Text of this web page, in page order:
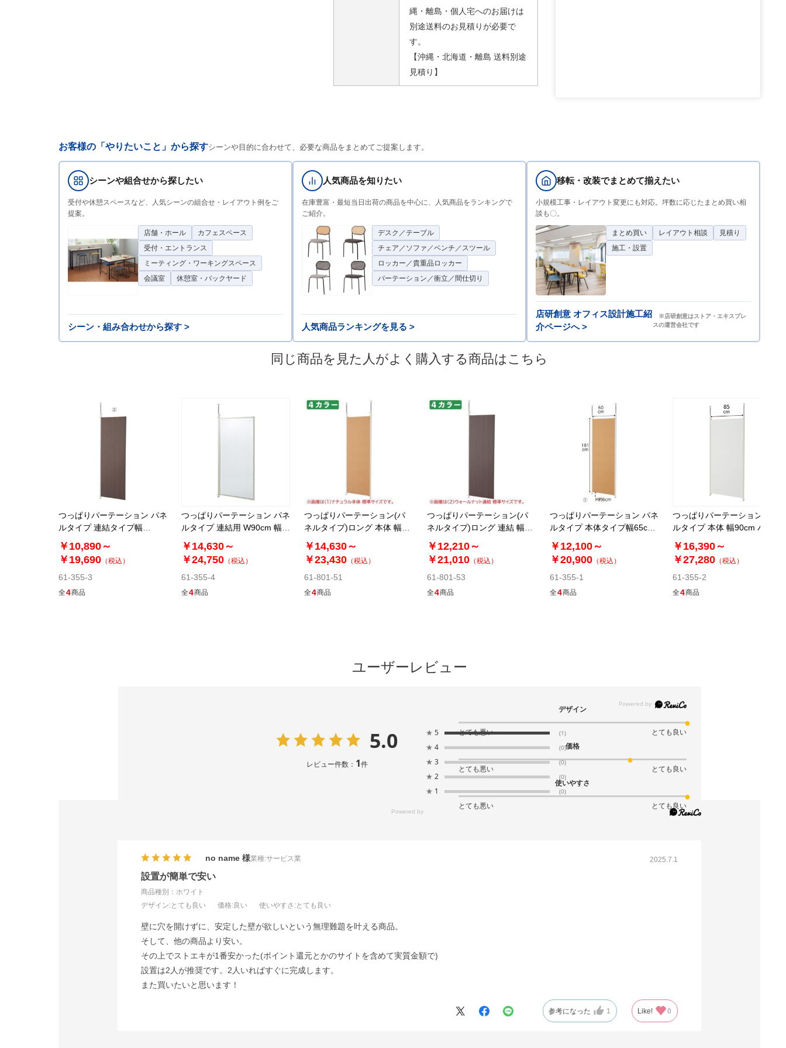
縄・離島・個人宅へのお届けは
別途送料のお見積りが必要で
す。
【沖縄・北海道・離島 送料別途
見積り】
お客様の「やりたいこと」から探すシーンや目的に合わせて、必要な商品をまとめてご提案します。
シーンや組合せから探したい
受付や休憩スペースなど、人気シーンの組合せ・レイアウト例をご
提案。
店舗・ホール
カフェスペース
受付・エントランス
ミーティング・ワーキングスペース
会議室
休憩室・バックヤード
シーン・組み合わせから探す >
人気商品を知りたい
在庫豊富・最短当日出荷の商品を中心に、人気商品をランキングで
ご紹介。
デスク／テーブル
チェア／ソファ／ベンチ／スツール
ロッカー／貴重品ロッカー
パーテーション／衝立／間仕切り
人気商品ランキングを見る >
移転・改装でまとめて揃えたい
小規模工事・レイアウト変更にも対応。坪数に応じたまとめ買い相
談も〇。
まとめ買い レイアウト相談
見積り
施工・設置
店研創意 オフィス設計施工紹
介ページへ >
※店研創意はストア・エキスプレ
スの運営会社です
同じ商品を見た人がよく購入する商品はこちら
つっぱりパーテーション パネ
ルタイプ 連結タイプ幅
62.5cm パーテーション
￥10,890～
￥19,690 （税込）
61-355-3
全4商品
つっぱりパーテーション パネ
ルタイプ 連結用 W90cm 幅
87.5cm パーテーション
￥14,630～
￥24,750 （税込）
61-355-4
全4商品
つっぱりパーテーション(パ
ネルタイプ)ロング 本体 幅
65cm パーテーション
￥14,630～
￥23,430 （税込）
61-801-51
全4商品
つっぱりパーテーション(パ
ネルタイプ)ロング 連結 幅
65cm パーテーション
￥12,210～
￥21,010 （税込）
61-801-53
全4商品
つっぱりパーテーション パネ
ルタイプ 本体タイプ幅65cm
パーテーション
￥12,100～
￥20,900 （税込）
61-355-1
全4商品
つっぱりパーテーション パネ
ルタイプ 本体 幅90cm パー
テーション
￥16,390～
￥27,280 （税込）
61-355-2
全4商品
ユーザーレビュー
5.0
レビュー件数： 1件
★ 5 (1)
★ 4 (0)
★ 3 (0)
★ 2 (0)
★ 1 (0)
デザイン
とても悪い
とても良い
価格
とても悪い
とても良い
使いやすさ
とても悪い とても良い
2025.7.1
設置が簡単で安い
商品種別：ホワイト
デザイン:とても良い 価格:良い 使いやすさ :とても良い
no name 業種:サービス業
壁に穴を開けずに、安定した壁が欲しいという無理難題を叶える商品。
そして、他の商品より安い。
その上でストエキが1番安かった(ポイント還元とかのサイトを含めて実質金額で)
設置は2人が推奨です。2人いればすぐに完成します。
また買いたいと思います！
参考になった 1 Like! 0